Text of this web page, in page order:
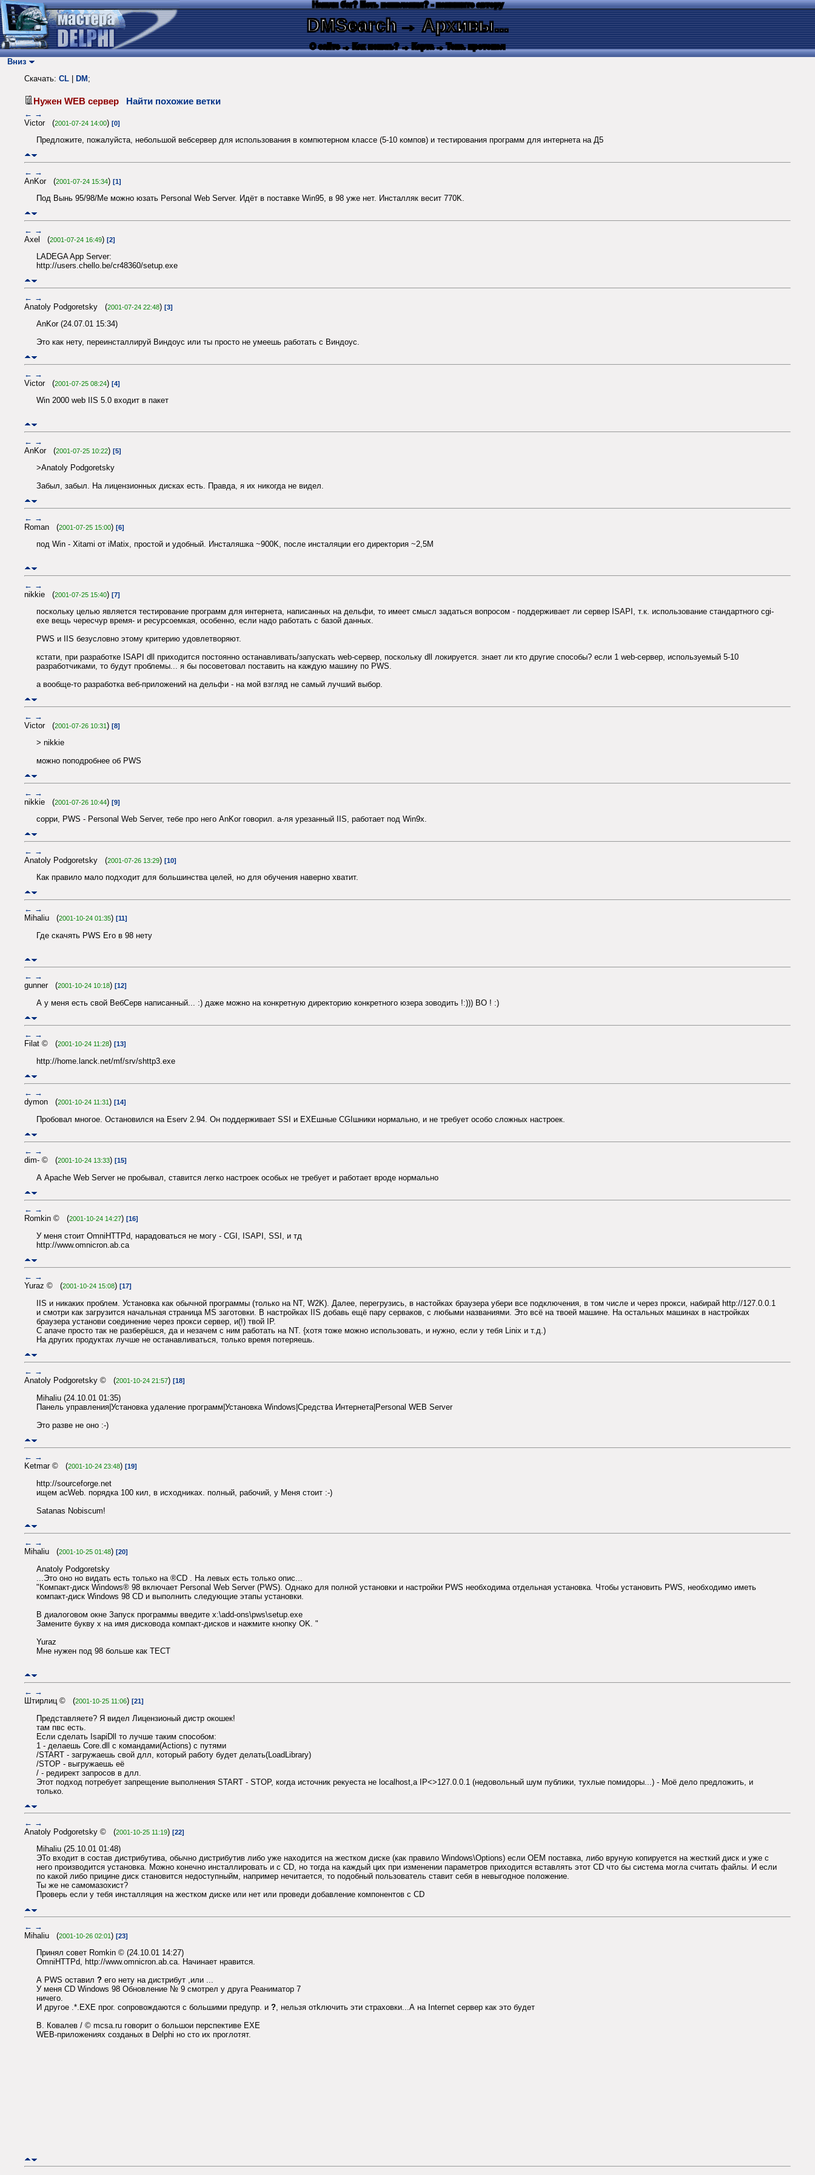
Нашли баг? Есть пожелания? - напишите автору
DMSearch→ Архивы...
О сайте → Как искать? → Карта → Текс. протокол
Вниз
Скачать: CL DM ;
Нужен WEB сервер Найти похожие ветки
← →
Victor (2001-07-24 14:00) [0]
Предложите, пожалуйста, небольшой вебсервер для использования в компютерном классе (5-10 компов) и тестирования программ для интернета на Д5
← →
AnKor (2001-07-24 15:34) [1]
Под Вынь 95/98/Me можно юзать Personal Web Server. Идёт в поставке Win95, в 98 уже нет. Инсталляк весит 770K.
← →
Axel (2001-07-24 16:49) [2]
LADEGA App Server:
http://users.chello.be/cr48360/setup.exe
← →
Anatoly Podgoretsky (2001-07-24 22:48) [3]
AnKor (24.07.01 15:34)
Это как нету, переинсталлируй Виндоус или ты просто не умеешь работать с Виндоус.
← →
Victor (2001-07-25 08:24) [4]
Win 2000 web IIS 5.0 входит в пакет
← →
AnKor (2001-07-25 10:22) [5]
>Anatoly Podgoretsky
Забыл, забыл. На лицензионных дисках есть. Правда, я их никогда не видел.
← →
Roman (2001-07-25 15:00) [6]
под Win - Xitami от iMatix, простой и удобный. Инсталяшка ~900K, после инсталяции его директория ~2,5М
← →
nikkie (2001-07-25 15:40) [7]
поскольку целью является тестирование программ для интернета, написанных на дельфи, то имеет смысл задаться вопросом - поддерживает ли сервер ISAPI, т.к. использование стандартного cgi-
exe вещь чересчур время- и ресурсоемкая, особенно, если надо работать с базой данных.
PWS и IIS безусловно этому критерию удовлетворяют.
кстати, при разработке ISAPI dll приходится постоянно останавливать/запускать web-сервер, поскольку dll локируется. знает ли кто другие способы? если 1 web-сервер, используемый 5-10
разработчиками, то будут проблемы... я бы посоветовал поставить на каждую машину по PWS.
а вообще-то разработка веб-приложений на дельфи - на мой взгляд не самый лучший выбор.
← →
Victor (2001-07-26 10:31) [8]
> nikkie
можно поподробнее об PWS
← →
nikkie (2001-07-26 10:44) [9]
сорри, PWS - Personal Web Server, тебе про него AnKor говорил. а-ля урезанный IIS, работает под Win9x.
← →
Anatoly Podgoretsky (2001-07-26 13:29) [10]
Как правило мало подходит для большинства целей, но для обучения наверно хватит.
← →
Mihaliu (2001-10-24 01:35) [11]
Где скачять PWS Его в 98 нету
← →
gunner (2001-10-24 10:18) [12]
А у меня есть свой ВебСерв написанный... :) даже можно на конкретную директорию конкретного юзера зоводить !:))) ВО ! :)
← →
Filat © (2001-10-24 11:28) [13]
http://home.lanck.net/mf/srv/shttp3.exe
← →
dymon (2001-10-24 11:31 ) [14]
Пробовал многое. Остановился на Eserv 2.94. Он поддерживает SSI и EXEшные CGIшники нормально, и не требует особо сложных настроек.
← →
dim- © (2001-10-24 13:33) [15]
А Apache Web Server не пробывал, ставится легко настроек особых не требует и работает вроде нормально
← →
Romkin © (2001-10-24 14:27) [16]
У меня стоит OmniHTTPd, нарадоваться не могу - CGI, ISAPI, SSI, и тд
http://www.omnicron.ab.ca
← →
Yuraz © (2001-10-24 15:08) [17]
IIS и никаких проблем. Установка как обычной программы (только на NT, W2K). Далее, перегрузись, в настойках браузера убери все подключения, в том числе и через прокси, набирай http://127.0.0.1
и смотри как загрузится начальная страница MS заготовки. В настройках IIS добавь ещё пару серваков, с любыми названиями. Это всё на твоей машине. На остальных машинах в настройках
браузера установи соединение через прокси сервер, и(!) твой IP.
С апаче просто так не разберёшся, да и незачем с ним работать на NT. {хотя тоже можно использовать, и нужно, если у тебя Linix и т.д.)
На других продуктах лучше не останавливаться, только время потеряешь.
← →
Anatoly Podgoretsky © (2001-10-24 21:57) [18]
Mihaliu (24.10.01 01:35)
Панель управления|Установка удаление программ|Установка Windows|Средства Интернета|Personal WEB Server
Это разве не оно :-)
← →
Ketmar © (2001-10-24 23:48) [19]
http://sourceforge.net
ищем acWeb. порядка 100 кил, в исходниках. полный, рабочий, у Меня стоит :-)
Satanas Nobiscum!
← →
Mihaliu (2001-10-25 01:48) [20]
Anatoly Podgoretsky
...Это оно но видать есть только на ®CD . На левых есть только опис...
"Компакт-диск Windows® 98 включает Personal Web Server (PWS). Однако для полной установки и настройки PWS необходима отдельная установка. Чтобы установить PWS, необходимо иметь
компакт-диск Windows 98 CD и выполнить следующие этапы установки.
В диалоговом окне Запуск программы введите x:\add-ons\pws\setup.exe
Замените букву x на имя дисковода компакт-дисков и нажмите кнопку OK. "
Yuraz
Мне нужен под 98 больше как ТЕСТ
← →
Штирлиц © (2001-10-25 11:06) [21]
Представляете? Я видел Лицензионый дистр окошек!
там пвс есть.
Если сделать IsapiDll то лучше таким способом:
1 - делаешь Core.dll с командами(Actions) с путями
/START - загружаешь свой длл, который работу будет делать(LoadLibrary)
/STOP - выгружаешь её
/ - редирект запросов в длл.
Этот подход потребует запрещение выполнения START - STOP, когда источник рекуеста не localhost,а IP<>127.0.0.1 (недовольный шум публики, тухлые помидоры...) - Моё дело предложить, и
только.
← →
Anatoly Podgoretsky © (2001-10-25 11:19) [22]
Mihaliu (25.10.01 01:48)
ЭТо входит в состав дистрибутива, обычно дистрибутив либо уже находится на жестком диске (как правило Windows\Options) если OEM поставка, либо вруную копируется на жесткий диск и уже с
него производится установка. Можно конечно инсталлировать и с CD, но тогда на каждый цих при изменении параметров приходится вставлять этот CD что бы система могла считать файлы. И если
по какой либо прицине диск становится недоступныйм, например нечитается, то подобный пользователь ставит себя в невыгодное положение.
Ты же не самомазохист?
Проверь если у тебя инсталляция на жестком диске или нет или проведи добавление компонентов с CD
← →
Mihaliu (2001-10-26 02:01) [23]
Принял совет Romkin © (24.10.01 14:27)
OmniHTTPd, http://www.omnicron.ab.ca. Начинает нравится.
А PWS оставил ? его нету на дистрибут ,или ...
У меня CD Windows 98 Обновление № 9 смотрел у друга Реаниматор 7
ничего.
И другое .*.ЕХЕ прог. сопровождаются с большими предупр. и ?, нельзя отkлючить эти страховки...А на Internet сервер как это будет
В. Ковалев / © mcsa.ru говорит о большои перспективе ЕХЕ
WEB-приложениях созданых в Delphi но сто их проглотят.